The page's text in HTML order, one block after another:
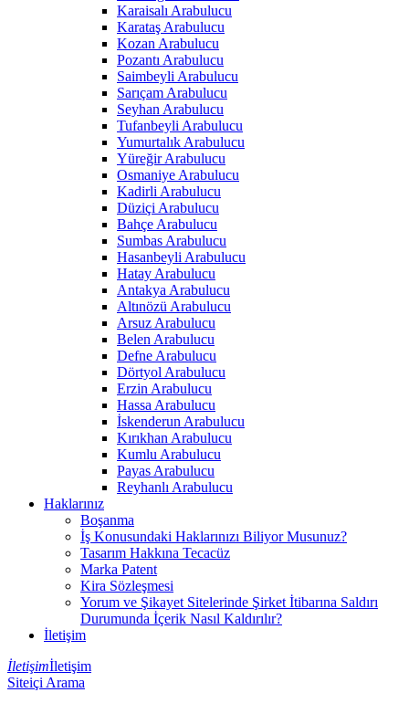
Karaisalı Arabulucu
Karataş Arabulucu
Kozan Arabulucu
Pozantı Arabulucu
Saimbeyli Arabulucu
Sarıçam Arabulucu
Seyhan Arabulucu
Tufanbeyli Arabulucu
Yumurtalık Arabulucu
Yüreğir Arabulucu
Osmaniye Arabulucu
Kadirli Arabulucu
Düziçi Arabulucu
Bahçe Arabulucu
Sumbas Arabulucu
Hasanbeyli Arabulucu
Hatay Arabulucu
Antakya Arabulucu
Altınözü Arabulucu
Arsuz Arabulucu
Belen Arabulucu
Defne Arabulucu
Dörtyol Arabulucu
Erzin Arabulucu
Hassa Arabulucu
İskenderun Arabulucu
Kırıkhan Arabulucu
Kumlu Arabulucu
Payas Arabulucu
Reyhanlı Arabulucu
Haklarınız
Boşanma
İş Konusundaki Haklarınızı Biliyor Musunuz?
Tasarım Hakkına Tecacüz
Marka Patent
Kira Sözleşmesi
Yorum ve Şikayet Sitelerinde Şirket İtibarına Saldırı
Durumunda İçerik Nasıl Kaldırılır?
İletişim
İletişimİletişim
Siteiçi Arama